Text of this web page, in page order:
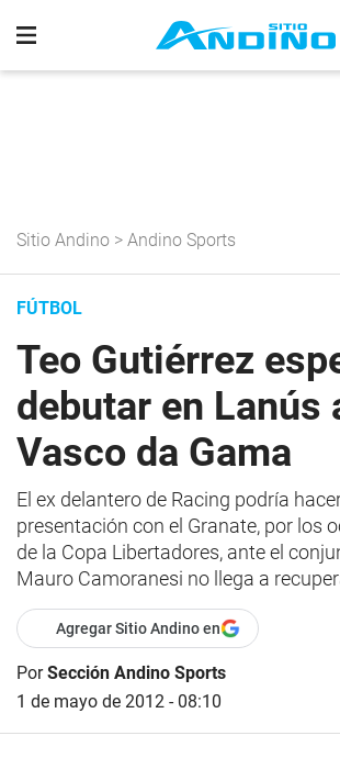
Sitio Andino > Andino Sports
FÚTBOL
Teo Gutiérrez
debutar en Lanús
Vasco da Gama
El ex delantero de Racing podría
presentación con el Granate, por los
de la Copa Libertadores, ante el
Mauro Camoranesi no llega a
Agregar Sitio Andino en
PorSección Andino Sports
1 de mayo de 2012 - 08:10